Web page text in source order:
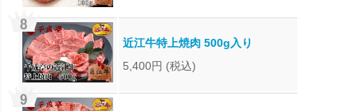
近江牛特上焼肉 500g入り
5,400円 (税込)